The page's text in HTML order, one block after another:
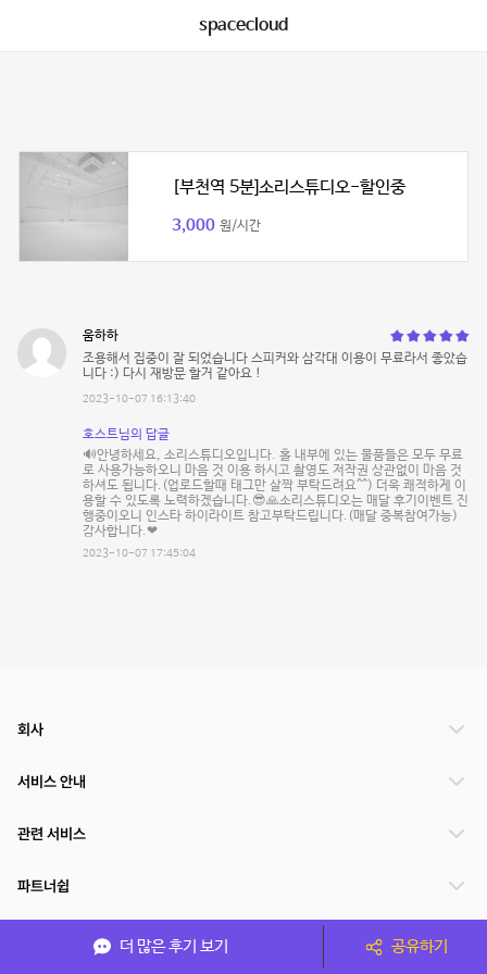
spacecloud
[부천역 5분]소리스튜디오-할인중
3,000 원/시간
움하하
조용해서 집중이 잘 되었습니다 스피커와 삼각대 이용이 무료라서 좋았습
니다 :) 다시 재방문 할거 같아요 !
2023-10-07 16:13:40
호스트님의 답글
🔊안녕하세요, 소리스튜디오입니다. 홀 내부에 있는 물품들은 모두 무료
로 사용가능하오니 마음 것 이용 하시고 촬영도 저작권 상관없이 마음 것
하셔도 됩니다.(업로드할때 태그만 살짝 부탁드려요^^) 더욱 쾌적하게 이
용할 수 있도록 노력하겠습니다.😎🙏소리스튜디오는 매달 후기이벤트 진
행중이오니 인스타 하이라이트 참고부탁드립니다.(매달 중복참여가능)
감사합니다.❤
2023-10-07 17:45:04
더 많은 후기 보기 공유하기
회사
서비스 안내
관련 서비스
파트너쉽
서비스 제공 국가